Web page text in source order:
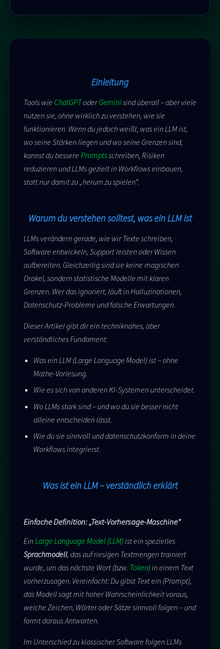
Einleitung
Tools wie ChatGPToderGeminisind überall – aber viele
nutzen sie, ohne wirklich zu verstehen, wie sie
funktionieren. Wenn du jedoch weißt, was ein LLM ist,
wo seine Stärken liegen und wo seine Grenzen sind,
kannst du bessere Promptsschreiben, Risiken
reduzieren und LLMs gezielt in Workflows einbauen,
statt nur damit zu „herum zu spielen“.
Warum du verstehen solltest, was ein LLM ist
LLMs verändern gerade, wie wir Texte schreiben,
Software entwickeln, Support leisten oder Wissen
aufbereiten. Gleichzeitig sind sie keine magischen
Orakel, sondern statistische Modelle mit klaren
Grenzen. Wer das ignoriert, läuft in Halluzinationen,
Datenschutz-Probleme und falsche Erwartungen.
Dieser Artikel gibt dir ein techniknahes, aber
verständliches Fundament:
Was ein LLM (Large Language Model) ist – ohne
Mathe-Vorlesung.
Wie es sich von anderen KI-Systemen unterscheidet.
Wo LLMs stark sind – und wo du sie besser nicht
alleine entscheiden lässt.
Wie du sie sinnvoll und datenschutzkonform in deine
Workflows integrierst.
Was ist ein LLM – verständlich erklärt
Einfache Definition: „Text-Vorhersage-Maschine“
Ein Large Language Model (LLM) ist ein spezielles
Sprachmodell, das auf riesigen Textmengen trainiert
wurde, um das nächste Wort (bzw. Token) in einem Text
vorherzusagen. Vereinfacht: Du gibst Text ein (Prompt),
das Modell sagt mit hoher Wahrscheinlichkeit voraus,
welche Zeichen, Wörter oder Sätze sinnvoll folgen – und
formt daraus Antworten.
Im Unterschied zu klassischer Software folgen LLMs